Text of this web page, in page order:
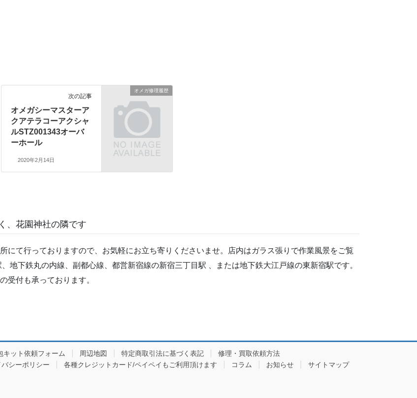
オメガ修理履歴
次の記事
オメガシーマスターア
クアテラコーアクシャ
ルSTZ001343オーバ
ーホール
2020年2月14日
、花園神社の隣です
にて行っておりますので、お気軽にお立ち寄りくださいませ。店内はガラス張りで作業風景をご覧
地下鉄丸の内線、副都心線、都営新宿線の新宿三丁目駅 、または地下鉄大江戸線の東新宿駅です。
受付も承っております。
キット依頼フォーム 周辺地図 特定商取引法に基づく表記
修理・買取依頼方法
バシーポリシー 各種クレジットカード/ペイペイもご利用頂けます コラム お知らせ
サイトマップ